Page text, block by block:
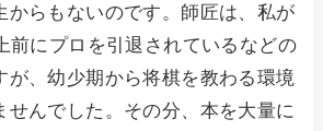
からもないのです。師匠は、私が
前にプロを引退されているなどの
が、幼少期から将棋を教わる環境
せんでした。その分、本を大量に